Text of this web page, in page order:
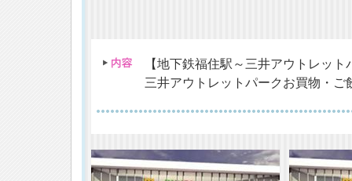
【地下鉄福住駅～三井アウトレッ
三井アウトレットパークお買物・ご